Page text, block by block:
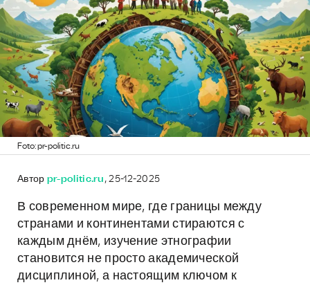
Foto: pr-politic.ru
Автор pr-politic.ru , 25-12-2025
В современном мире, где границы между
странами и континентами стираются с
каждым днём, изучение этнографии
становится не просто академической
дисциплиной, а настоящим ключом к